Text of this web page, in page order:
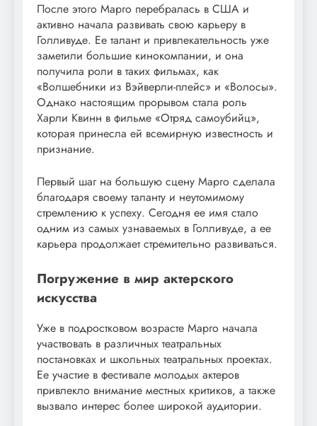
После этого Марго перебралась в США и
активно начала развивать свою карьеру в
Голливуде. Ее талант и привлекательность уже
заметили большие кинокомпании, и она
получила роли в таких фильмах, как
«Волшебники из Вэйверли-плейс» и «Волосы».
Однако настоящим прорывом стала роль
Харли Квинн в фильме «Отряд самоубийц»,
которая принесла ей всемирную известность и
признание.
Первый шаг на большую сцену Марго сделала
благодаря своему таланту и неутомимому
стремлению к успеху. Сегодня ее имя стало
одним из самых узнаваемых в Голливуде, а ее
карьера продолжает стремительно развиваться.
Погружение в мир актерского
искусства
Уже в подростковом возрасте Марго начала
участвовать в различных театральных
постановках и школьных театральных проектах.
Ее участие в фестивале молодых актеров
привлекло внимание местных критиков, а также
вызвало интерес более широкой аудитории.